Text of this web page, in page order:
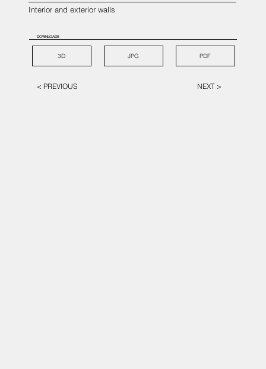
Interior and exterior walls
DOWNLOADS
3D JPG PDF
< PREVIOUS NEXT >